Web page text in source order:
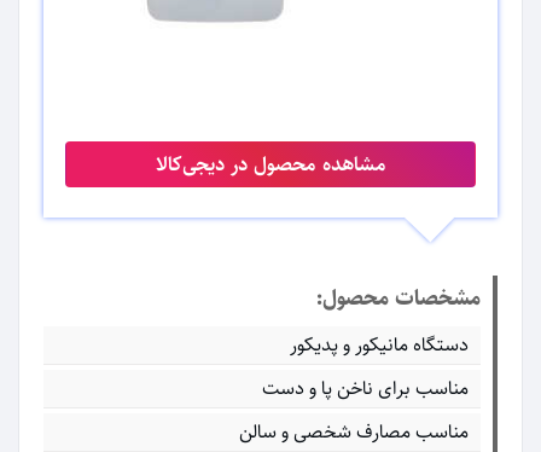
مشاهده محصول در دیجی‌کالا
مشخصات محصول:
دستگاه مانیکور و پدیکور
مناسب برای ناخن پا و دست
مناسب مصارف شخصی و سالن